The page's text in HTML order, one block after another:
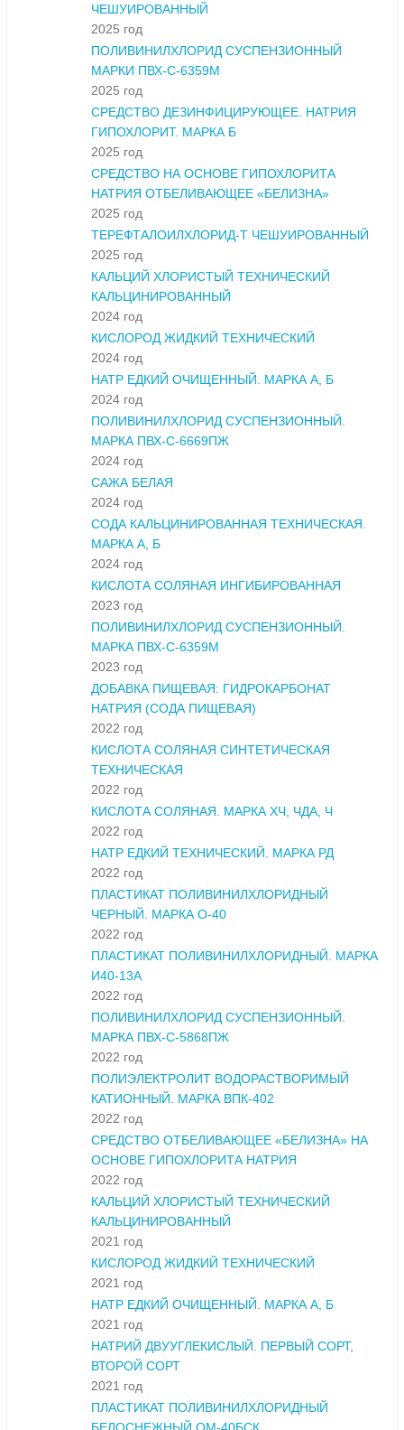
ЧЕШУИРОВАННЫЙ
2025 год
ПОЛИВИНИЛХЛОРИД СУСПЕНЗИОННЫЙ
МАРКИ ПВХ-С-6359М
2025 год
СРЕДСТВО ДЕЗИНФИЦИРУЮЩЕЕ. НАТРИЯ
ГИПОХЛОРИТ. МАРКА Б
2025 год
СРЕДСТВО НА ОСНОВЕ ГИПОХЛОРИТА
НАТРИЯ ОТБЕЛИВАЮЩЕЕ «БЕЛИЗНА»
2025 год
ТЕРЕФТАЛОИЛХЛОРИД-Т ЧЕШУИРОВАННЫЙ
2025 год
КАЛЬЦИЙ ХЛОРИСТЫЙ ТЕХНИЧЕСКИЙ
КАЛЬЦИНИРОВАННЫЙ
2024 год
КИСЛОРОД ЖИДКИЙ ТЕХНИЧЕСКИЙ
2024 год
НАТР ЕДКИЙ ОЧИЩЕННЫЙ. МАРКА А, Б
2024 год
ПОЛИВИНИЛХЛОРИД СУСПЕНЗИОННЫЙ.
МАРКА ПВХ-С-6669ПЖ
2024 год
САЖА БЕЛАЯ
2024 год
СОДА КАЛЬЦИНИРОВАННАЯ ТЕХНИЧЕСКАЯ.
МАРКА А, Б
2024 год
КИСЛОТА СОЛЯНАЯ ИНГИБИРОВАННАЯ
2023 год
ПОЛИВИНИЛХЛОРИД СУСПЕНЗИОННЫЙ.
МАРКА ПВХ-С-6359М
2023 год
ДОБАВКА ПИЩЕВАЯ: ГИДРОКАРБОНАТ
НАТРИЯ (СОДА ПИЩЕВАЯ)
2022 год
КИСЛОТА СОЛЯНАЯ СИНТЕТИЧЕСКАЯ
ТЕХНИЧЕСКАЯ
2022 год
КИСЛОТА СОЛЯНАЯ. МАРКА ХЧ, ЧДА, Ч
2022 год
НАТР ЕДКИЙ ТЕХНИЧЕСКИЙ. МАРКА РД
2022 год
ПЛАСТИКАТ ПОЛИВИНИЛХЛОРИДНЫЙ
ЧЕРНЫЙ. МАРКА О-40
2022 год
ПЛАСТИКАТ ПОЛИВИНИЛХЛОРИДНЫЙ. МАРКА
И40-13А
2022 год
ПОЛИВИНИЛХЛОРИД СУСПЕНЗИОННЫЙ.
МАРКА ПВХ-С-5868ПЖ
2022 год
ПОЛИЭЛЕКТРОЛИТ ВОДОРАСТВОРИМЫЙ
КАТИОННЫЙ. МАРКА ВПК-402
2022 год
СРЕДСТВО ОТБЕЛИВАЮЩЕЕ «БЕЛИЗНА» НА
ОСНОВЕ ГИПОХЛОРИТА НАТРИЯ
2022 год
КАЛЬЦИЙ ХЛОРИСТЫЙ ТЕХНИЧЕСКИЙ
КАЛЬЦИНИРОВАННЫЙ
2021 год
КИСЛОРОД ЖИДКИЙ ТЕХНИЧЕСКИЙ
2021 год
НАТР ЕДКИЙ ОЧИЩЕННЫЙ. МАРКА А, Б
2021 год
НАТРИЙ ДВУУГЛЕКИСЛЫЙ. ПЕРВЫЙ СОРТ,
ВТОРОЙ СОРТ
2021 год
ПЛАСТИКАТ ПОЛИВИНИЛХЛОРИДНЫЙ